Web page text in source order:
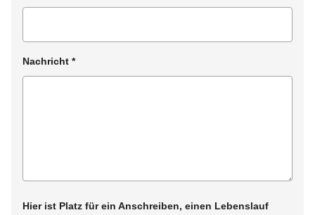
Nachricht *
Hier ist Platz für ein Anschreiben, einen Lebenslauf